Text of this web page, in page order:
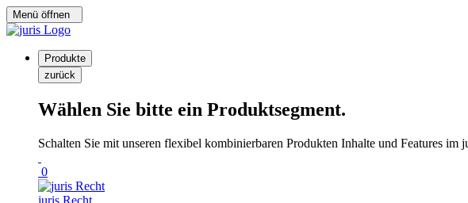
Menü öffnen
Produkte
zurück
Wählen Sie bitte ein Produktsegment.
Schalten Sie mit unseren flexibel kombinierbaren Produkten Inhalte und Features im
0
juris Recht